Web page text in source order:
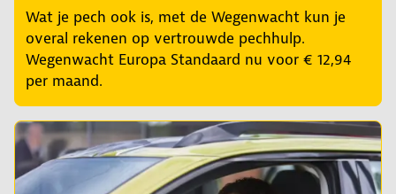
Wat je pech ook is, met de Wegenwacht kun je
overal rekenen op vertrouwde pechhulp.
Wegenwacht Europa Standaard nu voor € 12,94
per maand.